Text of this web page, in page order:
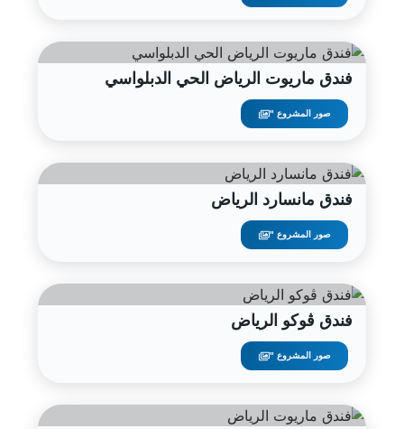
فندق ماريوت الرياض الحي الدبلواسي
صور المشروع "
فندق مانسارد الرياض
صور المشروع "
فندق ڤوكو الرياض
صور المشروع "